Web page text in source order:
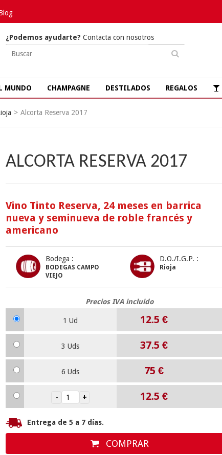
¿Podemos ayudarte? Contacta con nosotros
MUNDO CHAMPAGNE DESTILADOS REGALOS
> Alcorta Reserva 2017
ALCORTA RESERVA 2017
Vino Tinto Reserva, 24 meses en barrica
nueva y seminueva de roble francés y
americano
Bodega :
BODEGAS CAMPO
VIEJO
D.O./I.G.P. :
Rioja
Precios IVA incluido
1 Ud 12.5 €
3 Uds 37.5 €
6 Uds 75 €
12.5 €
Entrega de 5 a 7 días.
COMPRAR